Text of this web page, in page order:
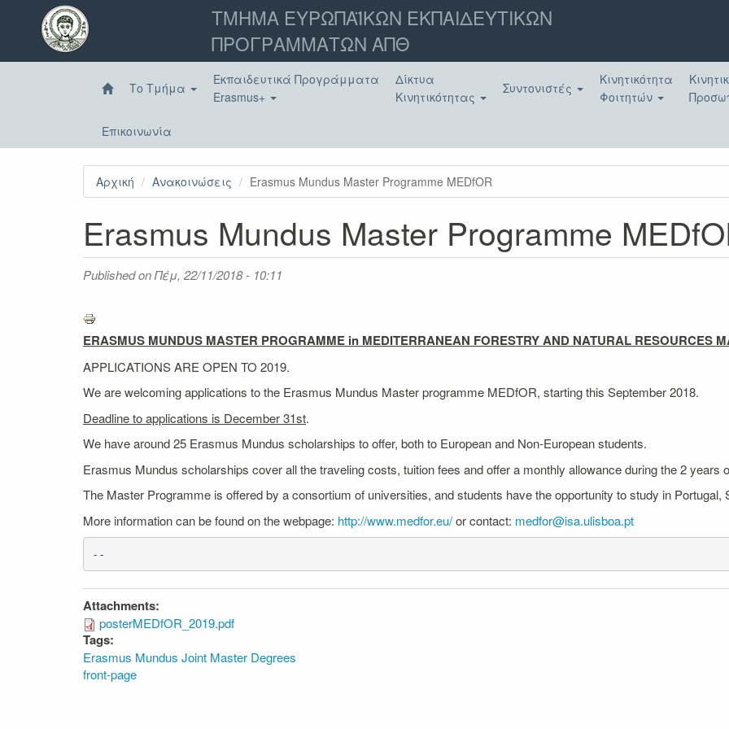
Παράκαμψη
κυρίως
ΤΜΗΜΑ ΕΥΡΩΠΑΪΚΩΝ ΕΚΠΑΙΔΕΥΤΙΚΩΝ
ΠΡΟΓΡΑΜΜΑΤΩΝ ΑΠΘ
Το Τμήμα
Εκπαιδευτικά Προγράμματα
Erasmus+
Δίκτυα
Κινητικότητας
Συντονιστές
Κινητικότητα
Φοιτητών
Επικοινωνία
Αρχική Ανακοινώσεις Erasmus Mundus Master Programme MEDfOR
Erasmus Mundus Master Programme
Published onΠέμ, 22/11/2018 - 10:11
ERASMUS MUNDUS MASTER PROGRAMME in MEDITERRANEAN FORESTRY AND NATURAL RESOURCES
APPLICATIONS ARE OPEN TO 2019.
We are welcoming applications to the Erasmus Mundus Master programme MEDfOR, starting this September 2018.
Deadline to applications is December 31st.
We have around 25 Erasmus Mundus scholarships to offer, both to European and Non-European students.
Erasmus Mundus scholarships cover all the traveling costs, tuition fees and offer a monthly allowance during the 2 years
The Master Programme is offered by a consortium of universities, and students have the opportunity to study in Portugal,
More information can be found on the webpage: http://www.medfor.eu/or contact: medfor@isa.ulisboa.pt
--
Attachments:
posterMEDfOR_2019.pdf
Tags:
Erasmus Mundus Joint Master Degrees
front-page